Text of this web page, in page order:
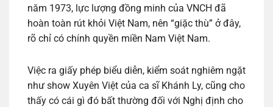
năm 1973, lực lượng đồng minh của VNCH đã
hoàn toàn rút khỏi Việt Nam, nên “giặc thù” ở đây,
rõ chỉ có chính quyền miền Nam Việt Nam.
Việc ra giấy phép biểu diễn, kiểm soát nghiêm ngặt
như show Xuyên Việt của ca sĩ Khánh Ly, cũng cho
thấy có cái gì đó bất thường đối với Nghị định cho